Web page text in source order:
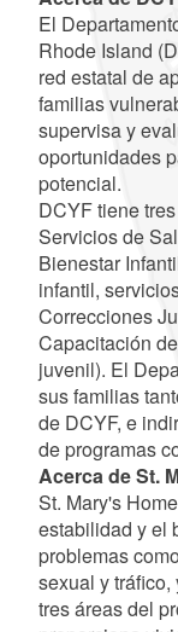
El
Rhode Island
red estatal de
familias
supervisa y
oportunidades
potencial.
DCYF tiene
Servicios de
Bienestar
infantil,
Correcciones
Capacitación
juvenil). El
sus familias
de DCYF, e
de programas
Acerca de St.
St. Mary's
estabilidad y el
problemas
sexual y
tres áreas del